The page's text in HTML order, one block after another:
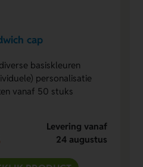
cap
basiskleuren
personalisatie
vanaf 50 stuks
Levering vanaf
24 augustus